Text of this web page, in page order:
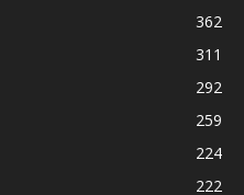
362
311
292
259
224
222